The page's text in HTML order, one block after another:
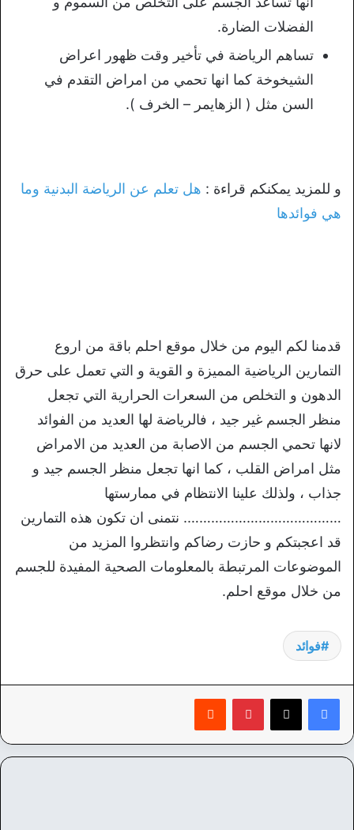
الفضلات الضارة.
تساهم الرياضة في تأخير وقت ظهور اعراض
الشيخوخة كما انها تحمي من امراض التقدم في
السن مثل ( الزهايمر – الخرف ).
و للمزيد يمكنكم قراءة : هل تعلم عن الرياضة البدنية وما
هي فوائدها
قدمنا لكم اليوم من خلال موقع احلم باقة من اروع
التمارين الرياضية المميزة و القوية و التي تعمل على حرق
الدهون و التخلص من السعرات الحرارية التي تجعل
منظر الجسم غير جيد ، فالرياضة لها العديد من الفوائد
لانها تحمي الجسم من الاصابة من العديد من الامراض
مثل امراض القلب ، كما انها تجعل منظر الجسم جيد و
جذاب ، ولذلك علينا الانتظام في ممارستها
…………………………………. نتمنى ان تكون هذه التمارين
قد اعجبتكم و حازت رضاكم وانتظروا المزيد من
الموضوعات المرتبطة بالمعلومات الصحية المفيدة للجسم
من خلال موقع احلم.
فوائد
بينتيريست